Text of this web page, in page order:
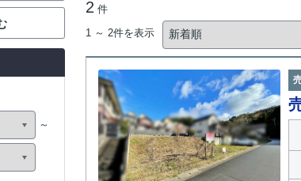
2 件
1 ～ 2件を表示